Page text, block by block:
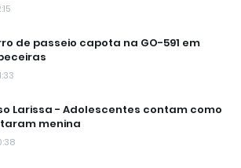
de passeio capota na GO-591 em
Larissa - Adolescentes contam como
menina